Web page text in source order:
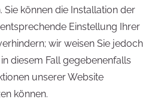
Sie können die Installation der
Einstellung Ihrer
wir weisen Sie jedoch
diesem Fall gegebenenfalls
unserer Website
können.